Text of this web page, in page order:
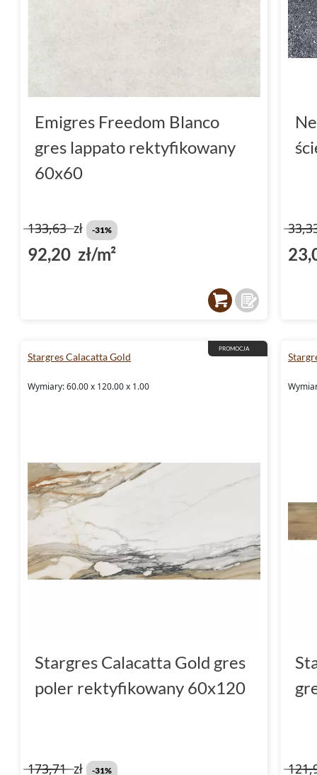
Emigres Freedom Blanco
gres lappato rektyfikowany
60x60
133,63zł -31%
92,20 zł/m²
PROMOCJA
Stargres Calacatta Gold
Wymiary: 60.00 x 120.00 x 1.00
Stargres Calacatta Gold gres
poler rektyfikowany 60x120
173,71zł -31%